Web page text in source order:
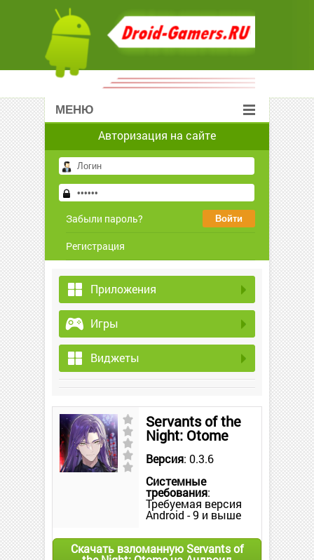
МЕНЮ
Авторизация на сайте
Забыли пароль?
Регистрация
Приложения
Игры
Виджеты
Servants of the
Night: Otome
Версия: 0.3.6
Системные
требования:
Требуемая версия
Android - 9 и выше
Скачать взломанную Servants of